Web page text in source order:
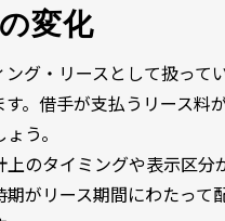
変化
グ・リースとして扱っ
。借手が支払うリース
う。
のタイミングや表示区
がリース期間にわたっ